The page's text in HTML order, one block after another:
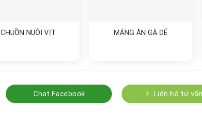
CHUỒN NUÔI VỊT MÁNG ĂN GÀ DẺ
Chat Facebook Liên hệ tư vấn